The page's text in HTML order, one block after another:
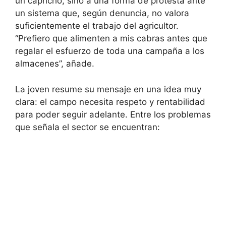
un sistema que, según denuncia, no valora
suficientemente el trabajo del agricultor.
“Prefiero que alimenten a mis cabras antes que
regalar el esfuerzo de toda una campaña a los
almacenes”, añade.
La joven resume su mensaje en una idea muy
clara: el campo necesita respeto y rentabilidad
para poder seguir adelante. Entre los problemas
que señala el sector se encuentran: